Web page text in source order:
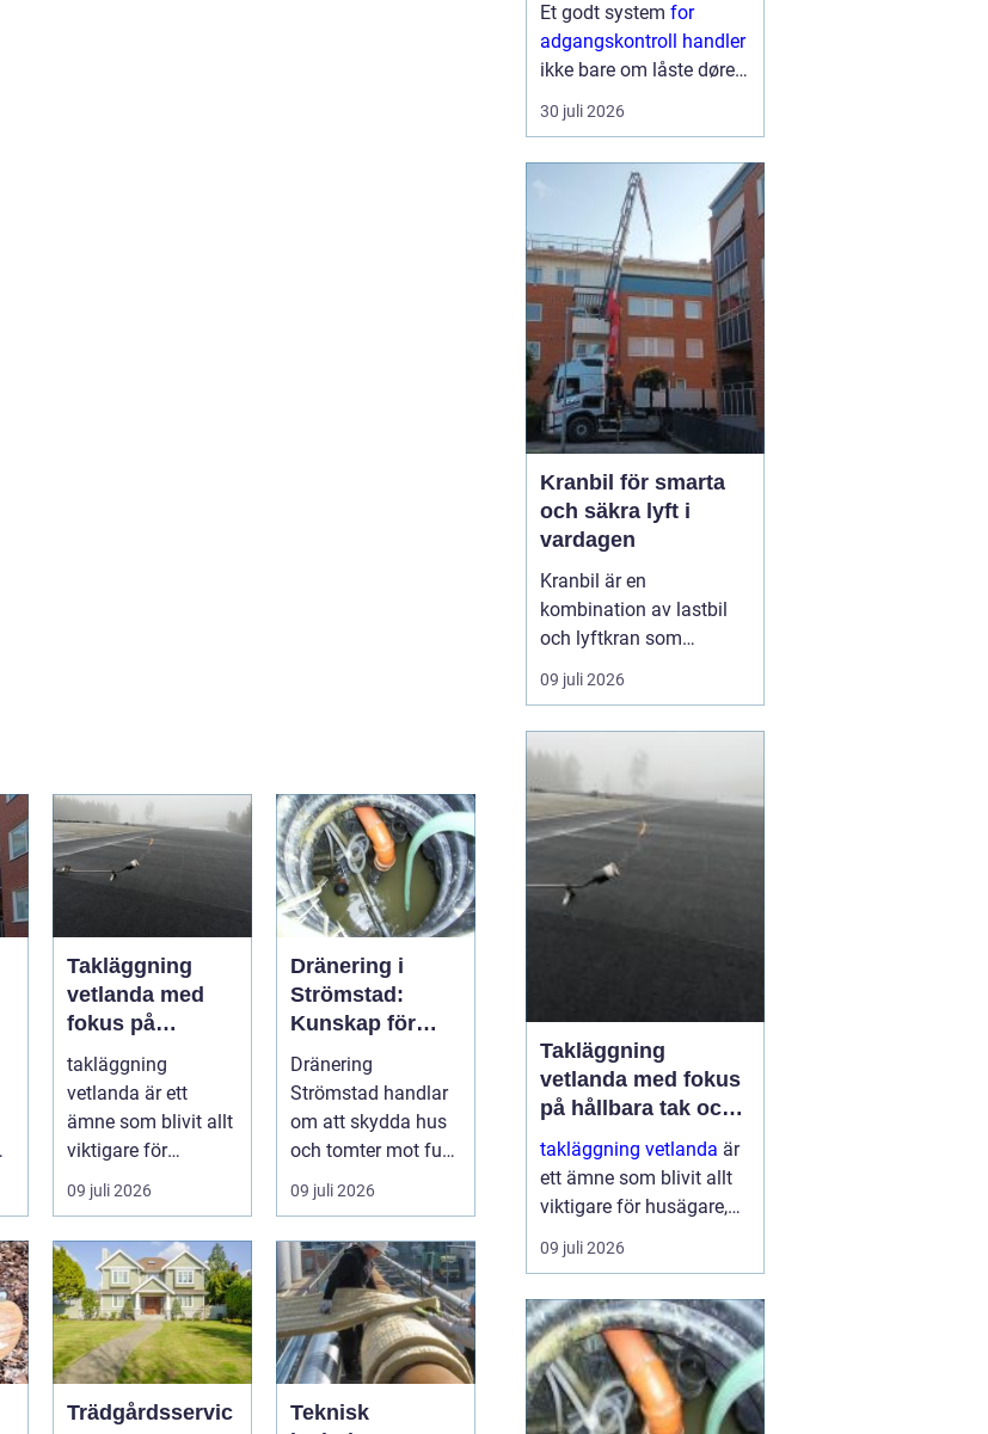
Takläggning
vetlanda med
fokus på
hållbara tak och
trygga hus
takläggning
vetlanda är ett
ämne som blivit allt
viktigare för
husägare,
gar och ...
09 juli 2026
Dränering i
Strömstad:
Kunskap för
tryggare
husgrunder
Dränering
Strömstad handlar
om att skydda hus
och tomter mot fukt,
läckage och l&arin...
09 juli 2026
Trädgårdsservic
Teknisk
Et godt system for
adgangskontroll handler
ikke bare om låste dører.
Det handler om å ha
oversikt, kunne styre
sikre mennesker, verdier
og informasjon på en
ryddig måte. Moderne
lø...
30 juli 2026
Kranbil för smarta
och säkra lyft i
vardagen
Kranbil är en
kombination av lastbil
och lyftkran som
används när tungt eller
skrymmande material
säkert och
Genom att hyra en
kranbil kan
privatpersoner, företag
och entrepren&...
09 juli 2026
Takläggning
vetlanda med fokus
på hållbara tak och
trygga hus
takläggning vetlanda är
ett ämne som blivit allt
viktigare för husägare,
bostadsrättsföreningar
och fastighetsägare i
skyddar inte bara mot
regn, snö och blåst, utan
påve...
09 juli 2026